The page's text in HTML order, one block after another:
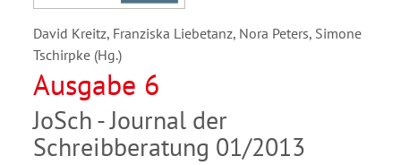
David Kreitz, Franziska Liebetanz, Nora Peters, Simone
Tschirpke (Hg.)
Ausgabe 6
JoSch - Journal der
Schreibberatung 01/2013